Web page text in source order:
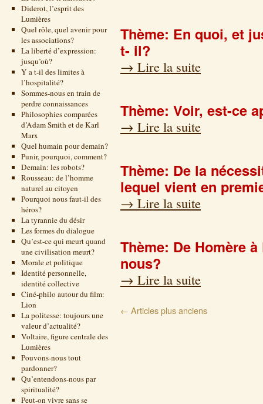
Diderot, l’esprit des
Lumières
Quel rôle, quel avenir pour
les associations?
La liberté d’expression:
jusqu’où?
Y a t-il des limites à
l’hospitalité?
Sommes-nous en train de
perdre connaissances
Philosophies comparées
d’Adam Smith et de Karl
Marx
Quel humain pour demain?
Punir, pourquoi, comment?
Demain: les robots?
Rousseau: de l’homme
naturel au citoyen
Pourquoi nous faut-il des
héros?
La tyrannie du désir
Les formes du dialogue
Qu’est-ce qui meurt quand
une civilisation meurt?
Morale et politique
Identité personnelle,
identité collective
Ciné-philo autour du film:
Lion
La politesse: toujours une
valeur d’actualité?
Voltaire, figure centrale des
Lumières
Pouvons-nous tout
pardonner?
Qu’entendons-nous par
spiritualité?
Peut-on vivre sans se
Thème: En quoi, et
t- il?
→ Lire la suite
Thème: Voir, est-ce
→ Lire la suite
Thème: De la
lequel vient en
→ Lire la suite
Thème: De Homère
nous?
→ Lire la suite
← Articles plus anciens